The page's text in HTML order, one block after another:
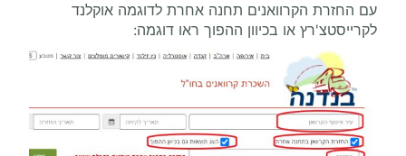
עם החזרת הקרוואנים תחנה אחרת לדוגמה אוקלנד
לקרייסטצ'רץ או בכיוון ההפוך ראו דוגמה: